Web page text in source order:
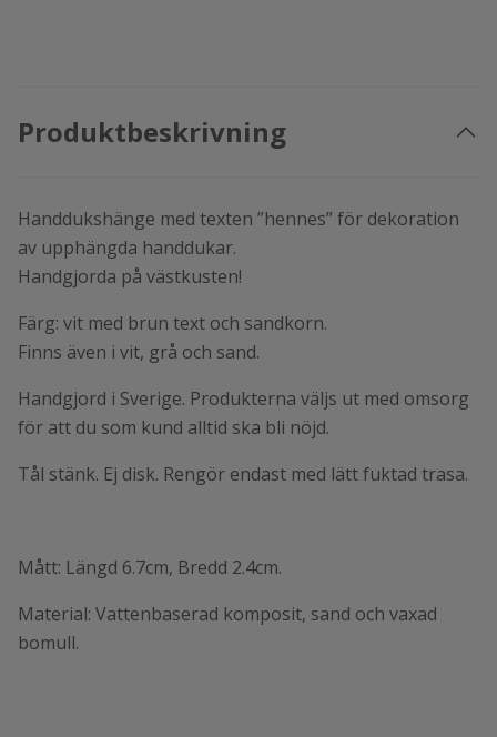
Produktbeskrivning
Handdukshänge med texten ”hennes” för dekoration
av upphängda handdukar.
Handgjorda på västkusten!
Färg: vit med brun text och sandkorn.
Finns även i vit, grå och sand.
Handgjord i Sverige. Produkterna väljs ut med omsorg
för att du som kund alltid ska bli nöjd.
Tål stänk. Ej disk. Rengör endast med lätt fuktad trasa.
Mått: Längd 6.7cm, Bredd 2.4cm.
Material: Vattenbaserad komposit, sand och vaxad
bomull.